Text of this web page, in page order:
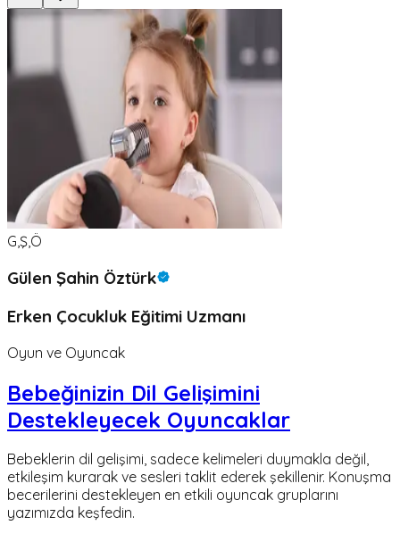
G,Ş,Ö
Gülen Şahin Öztürk
Erken Çocukluk Eğitimi Uzmanı
Oyun ve Oyuncak
Bebeğinizin Dil Gelişimini
Destekleyecek Oyuncaklar
Bebeklerin dil gelişimi, sadece kelimeleri duymakla değil,
etkileşim kurarak ve sesleri taklit ederek şekillenir. Konuşma
becerilerini destekleyen en etkili oyuncak gruplarını
yazımızda keşfedin.